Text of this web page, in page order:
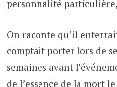
personnalité
On raconte qu’il
comptait porter lors de
semaines avant
de l’essence de la mort